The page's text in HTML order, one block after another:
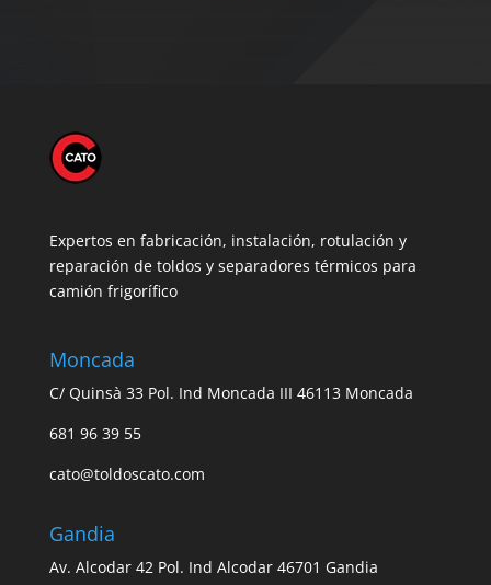
Expertos en fabricación, instalación, rotulación y
reparación de toldos y separadores térmicos para
camión frigorífico
Moncada
C/ Quinsà 33 Pol. Ind Moncada III 46113 Moncada
681 96 39 55
cato@toldoscato.com
Gandia
Av. Alcodar 42 Pol. Ind Alcodar 46701 Gandia